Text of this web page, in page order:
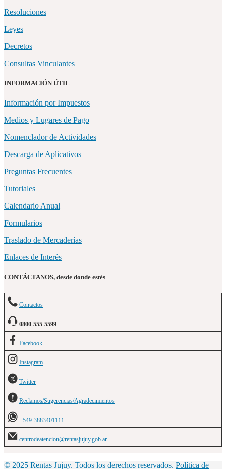
Resoluciones
Leyes
Decretos
Consultas Vinculantes
INFORMACIÓN ÚTIL
Información por Impuestos
Medios y Lugares de Pago
Nomenclador de Actividades
Descarga de Aplicativos
Preguntas Frecuentes
Tutoriales
Calendario Anual
Formularios
Traslado de Mercaderías
Enlaces de Interés
CONTÁCTANOS, desde donde estés
Contactos
0800-555-5599
Facebook
Instagram
Twitter
Reclamos/Sugerencias/Agradecimientos
+549-3883401111
centrodeatencion@rentasjujuy.gob.ar
© 2025 Rentas Jujuy. Todos los derechos reservados. Política de